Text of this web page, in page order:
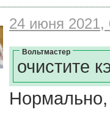
24 июня 2021,
Вольтмастер
очистите